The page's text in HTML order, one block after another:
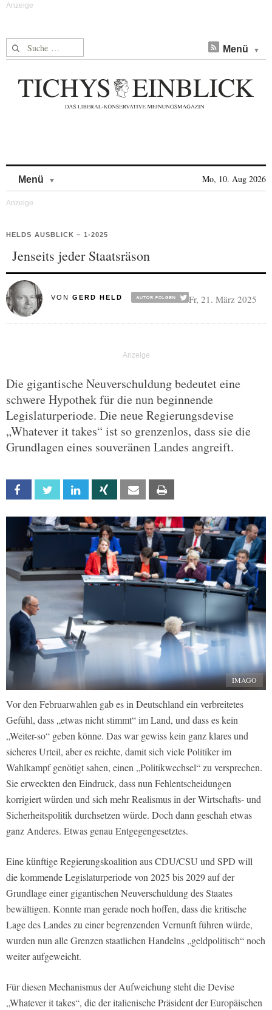
Suche nach: Menü
Menü Mo, 10. Aug 2026
HELDS AUSBLICK – 1-2025
Jenseits jeder Staatsräson
VON GERD HELD Fr, 21. März 2025
Die gigantische Neuverschuldung bedeutet eine
schwere Hypothek für die nun beginnende
Legislaturperiode. Die neue Regierungsdevise
„Whatever it takes“ ist so grenzenlos, dass sie die
Grundlagen eines souveränen Landes angreift.
Facebook Twitter Linkedin Xing Email
IMAGO
Vor den Februarwahlen gab es in Deutschland ein verbreitetes
Gefühl, dass „etwas nicht stimmt“ im Land, und dass es kein
„Weiter-so“ geben könne. Das war gewiss kein ganz klares und
sicheres Urteil, aber es reichte, damit sich viele Politiker im
Wahlkampf genötigt sahen, einen „Politikwechsel“ zu versprechen.
Sie erweckten den Eindruck, dass nun Fehlentscheidungen
korrigiert würden und sich mehr Realismus in der Wirtschafts- und
Sicherheitspolitik durchsetzen würde. Doch dann geschah etwas
ganz Anderes. Etwas genau Entgegengesetztes.
Eine künftige Regierungskoalition aus CDU/CSU und SPD will
die kommende Legislaturperiode von 2025 bis 2029 auf der
Grundlage einer gigantischen Neuverschuldung des Staates
bewältigen. Konnte man gerade noch hoffen, dass die kritische
Lage des Landes zu einer begrenzenden Vernunft führen würde,
wurden nun alle Grenzen staatlichen Handelns „geldpolitisch“ noch
weiter aufgeweicht.
Für diesen Mechanismus der Aufweichung steht die Devise
„Whatever it takes“, die der italienische Präsident der Europäischen